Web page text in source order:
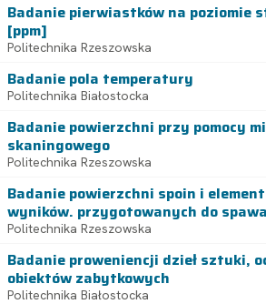
Badanie pierwiastków na poziomie
[ppm]
Politechnika Rzeszowska
Badanie pola temperatury
Politechnika Białostocka
Badanie powierzchni przy pomocy
skaningowego
Politechnika Rzeszowska
Badanie powierzchni spoin i
wyników. przygotowanych do
Politechnika Rzeszowska
Badanie proweniencji dzieł sztuki,
obiektów zabytkowych
Politechnika Białostocka